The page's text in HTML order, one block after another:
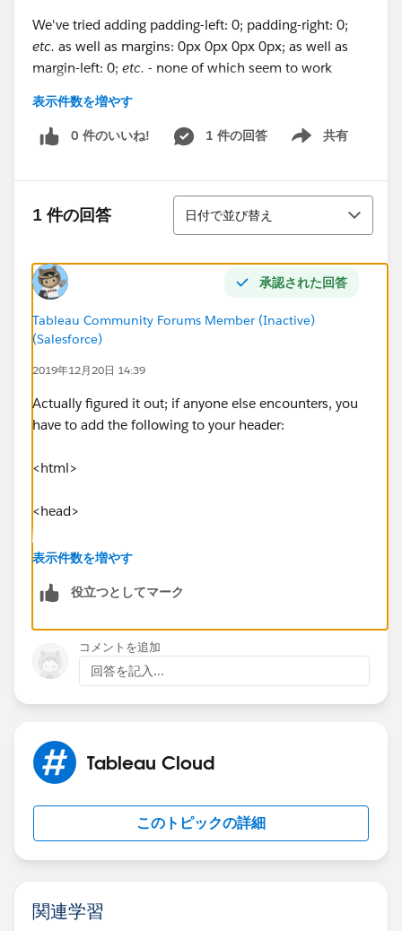
We've tried adding padding-left: 0; padding-right: 0;
etc. as well as margins: 0px 0px 0px 0px; as well as
margin-left: 0; etc. - none of which seem to work
Has anyone encountered this, and/or know a solution?
Thanks!
表示件数を増やす
0 件のいいね! 1 件の回答 共有
Show menu
1 件の回答
並び替え
日付で並び替え
承認された回答
Tableau Community Forums Member (Inactive)
(Salesforce)
2019年12月20日 14:39
Actually figured it out; if anyone else encounters, you
have to add the following to your header:
<html>
<head>
<style>
body {
height: 100%; width: 100%; padding: 0px 0px 0px
0px;
margin-top: 0px;
margin-bottom 0px;
margin-right: 0px;
</style>
表示件数を増やす
役立つとしてマーク
コメントを追加
回答を記入...
Tableau Cloud
このトピックの詳細
関連学習